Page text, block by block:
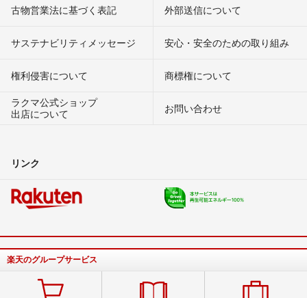
古物営業法に基づく表記 外部送信について
サステナビリティメッセージ 安心・安全のための取り組み
権利侵害について
商標権について
ラクマ公式ショップ
出店について
お問い合わせ
リンク
楽天のグループサービス